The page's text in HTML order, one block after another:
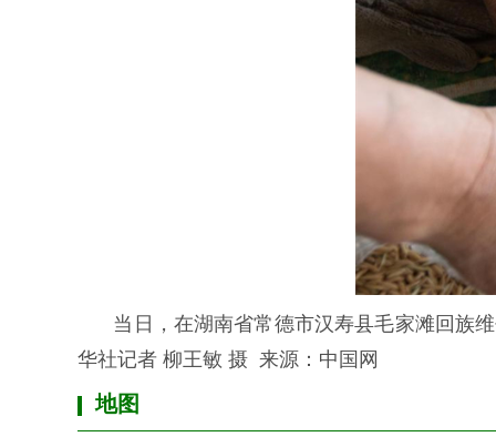
当日，在湖南省常德市汉寿县毛家滩回族
华社记者 柳王敏 摄来源： 中 国 网
地图